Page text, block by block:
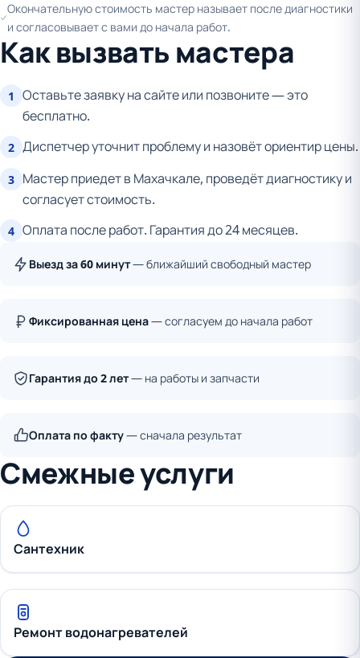
Окончательную стоимость мастер называет после диагностики
и согласовывает с вами до начала работ.
Как вызвать мастера
1
Оставьте заявку на сайте или позвоните — это
бесплатно.
2 Диспетчер уточнит проблему и назовёт ориентир цены.
3 Мастер приедет в Махачкале, проведёт диагностику и
согласует стоимость.
4 Оплата после работ. Гарантия до 24 месяцев.
Выезд за 60 минут— ближайший свободный мастер
Фиксированная цена— согласуем до начала работ
Гарантия до 2 лет— на работы и запчасти
Оплата по факту— сначала результат
Смежные услуги
Сантехник
Ремонт водонагревателей